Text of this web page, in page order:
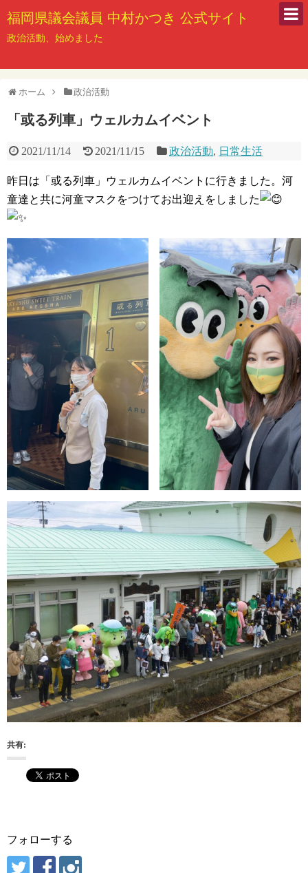
福岡県議会議員 中村かつき 公式サイト
政治活動、始めました
ホーム 政治活動
「或る列車」ウェルカムイベント
2021/11/14 2021/11/15 政治活動, 日常生活
昨日は「或る列車」ウェルカムイベントに行きました。河
童達と共に河童マスクをつけてお出迎えをしました
共有:
フォローする